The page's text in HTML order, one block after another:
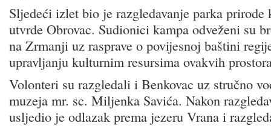
Sljedeći izlet bio je razgledavanje parka
utvrde Obrovac. Sudionici kampa odveženi su
na Zrmanji uz rasprave o povijesnoj baštini
upravljanju kulturnim resursima ovakvih
Volonteri su razgledali i Benkovac uz stručno
muzeja mr. sc. Miljenka Savića. Nakon
usljedio je odlazak prema jezeru Vrana i